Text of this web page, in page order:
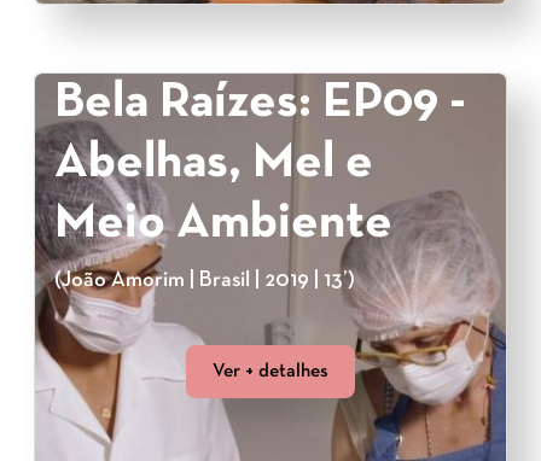
Bela Raízes: EP09 -
Abelhas, Mel e
Meio Ambiente
(João Amorim | Brasil | 2019 | 13’)
Ver + detalhes